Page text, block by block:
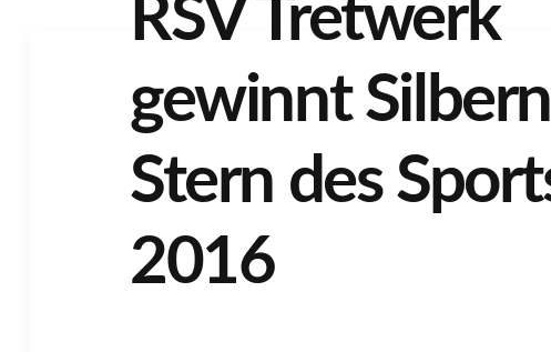
RSV Tretwerk
gewinnt
Stern des
2016